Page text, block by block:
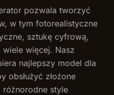
pozwala tworzyć
w tym fotorealistyczne
sztukę cyfrową,
więcej. Nasz
najlepszy model dla
obsłużyć złożone
style